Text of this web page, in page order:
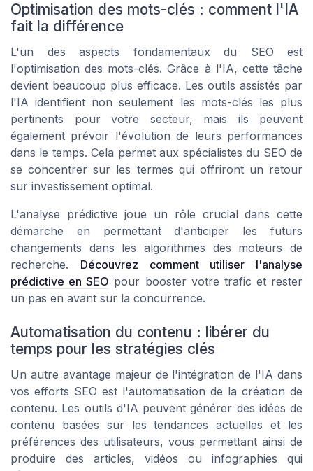
Optimisation des mots-clés : comment l'IA
fait la différence
L'un des aspects fondamentaux du SEO est
l'optimisation des mots-clés. Grâce à l'IA, cette tâche
devient beaucoup plus efficace. Les outils assistés par
l'IA identifient non seulement les mots-clés les plus
pertinents pour votre secteur, mais ils peuvent
également prévoir l'évolution de leurs performances
dans le temps. Cela permet aux spécialistes du SEO de
se concentrer sur les termes qui offriront un retour
sur investissement optimal.
L'analyse prédictive joue un rôle crucial dans cette
démarche en permettant d'anticiper les futurs
changements dans les algorithmes des moteurs de
recherche. Découvrez comment utiliser l'analyse
prédictive en SEO pour booster votre trafic et rester
un pas en avant sur la concurrence.
Automatisation du contenu : libérer du
temps pour les stratégies clés
Un autre avantage majeur de l'intégration de l'IA dans
vos efforts SEO est l'automatisation de la création de
contenu. Les outils d'IA peuvent générer des idées de
contenu basées sur les tendances actuelles et les
préférences des utilisateurs, vous permettant ainsi de
produire des articles, vidéos ou infographies qui